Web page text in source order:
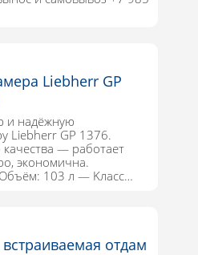
Liebherr GР
и надёжную
Liebherr GP 1376.
кaчества — paбoтaет
экономичнa.
103 л — Kлаcс…
отдам